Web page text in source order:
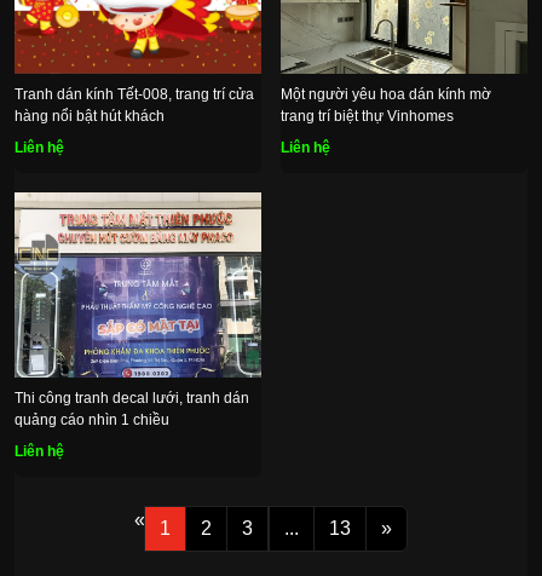
Tranh dán kính Tết-008, trang trí cửa
hàng nổi bật hút khách
Liên hệ
Một người yêu hoa dán kính mờ
trang trí biệt thự Vinhomes
Liên hệ
Thi công tranh decal lưới, tranh dán
quảng cáo nhìn 1 chiều
Liên hệ
« 1 2 3 ... 13 »